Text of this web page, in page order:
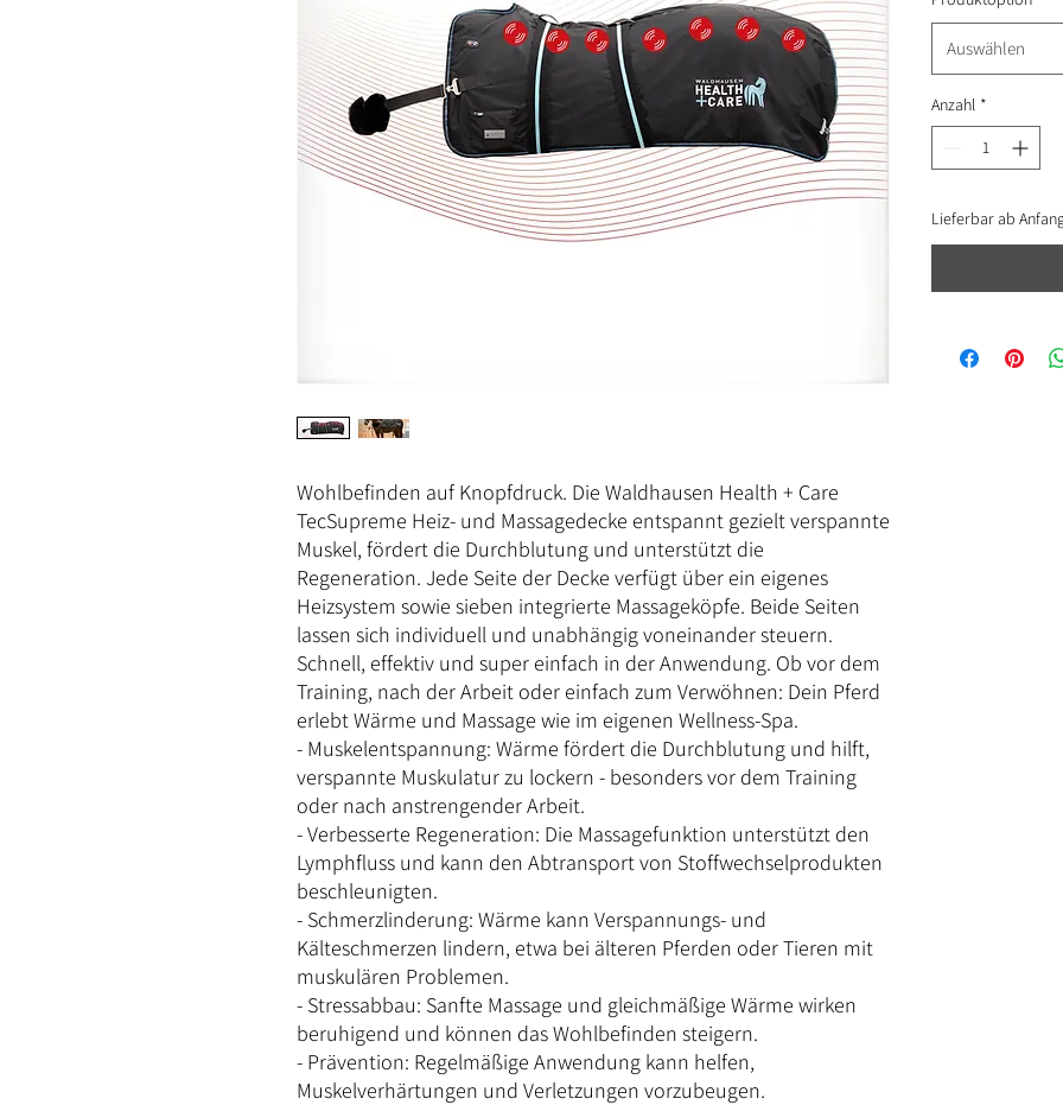
Wohlbefinden auf Knopfdruck. Die Waldhausen Health + Care
TecSupreme Heiz- und Massagedecke entspannt gezielt verspannte
Muskel, fördert die Durchblutung und unterstützt die
Regeneration. Jede Seite der Decke verfügt über ein eigenes
Heizsystem sowie sieben integrierte Massageköpfe. Beide Seiten
lassen sich individuell und unabhängig voneinander steuern.
Schnell, effektiv und super einfach in der Anwendung. Ob vor dem
Training, nach der Arbeit oder einfach zum Verwöhnen: Dein Pferd
erlebt Wärme und Massage wie im eigenen Wellness-Spa.
- Muskelentspannung: Wärme fördert die Durchblutung und hilft,
verspannte Muskulatur zu lockern - besonders vor dem Training
oder nach anstrengender Arbeit.
- Verbesserte Regeneration: Die Massagefunktion unterstützt den
Lymphfluss und kann den Abtransport von Stoffwechselprodukten
beschleunigten.
- Schmerzlinderung: Wärme kann Verspannungs- und
Kälteschmerzen lindern, etwa bei älteren Pferden oder Tieren mit
muskulären Problemen.
- Stressabbau: Sanfte Massage und gleichmäßige Wärme wirken
beruhigend und können das Wohlbefinden steigern.
- Prävention: Regelmäßige Anwendung kann helfen,
Muskelverhärtungen und Verletzungen vorzubeugen.
Auswählen
Anzahl *
Lieferbar ab